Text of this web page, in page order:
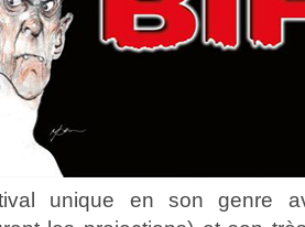
unique en son genre